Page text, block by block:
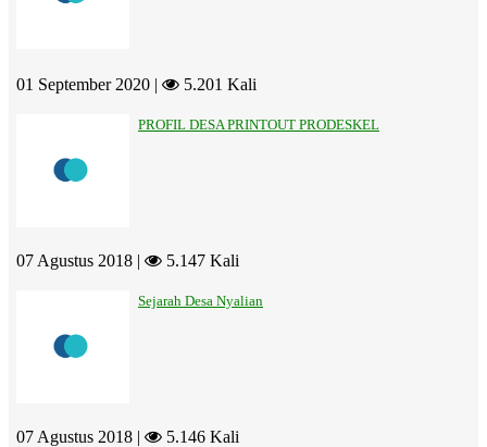
01 September 2020 | 5.201 Kali
PROFIL DESA PRINTOUT PRODESKEL
07 Agustus 2018 | 5.147 Kali
Sejarah Desa Nyalian
07 Agustus 2018 | 5.146 Kali